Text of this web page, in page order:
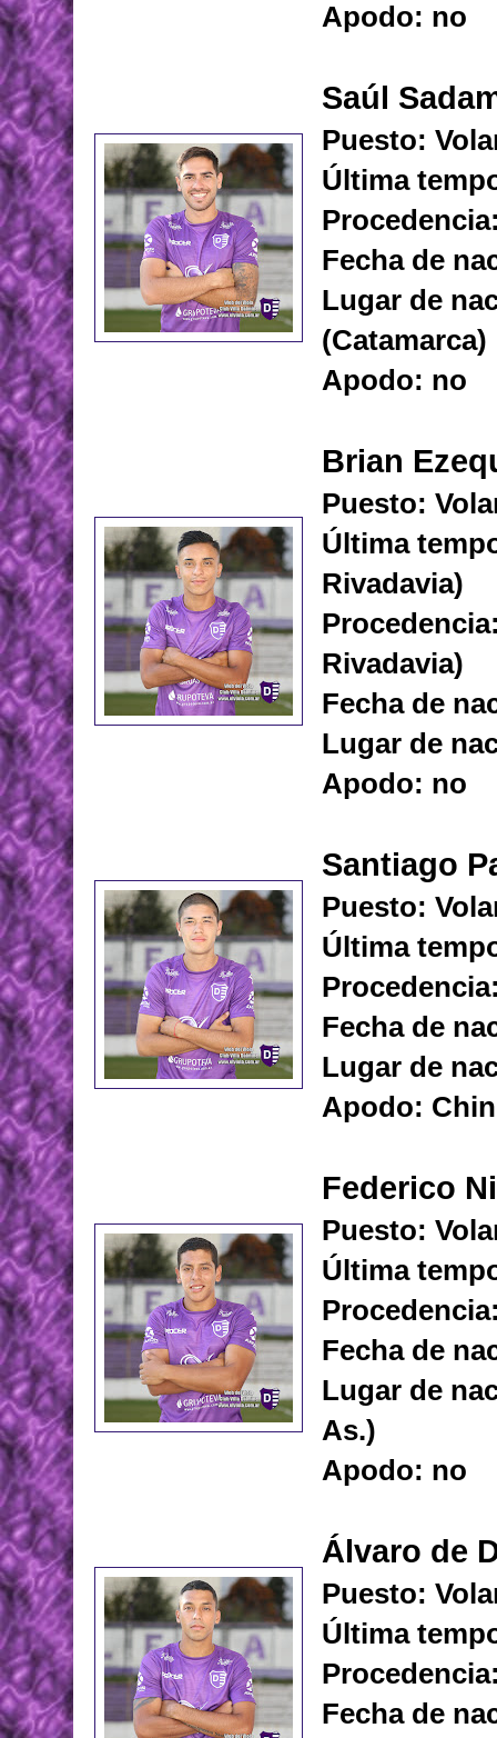
Apodo: no
Saúl
Puesto:
Última
Fecha de
Lugar de
(Catamarca)
Apodo: no
Brian
Puesto:
Última
Rivadavia)
Rivadavia)
Fecha de
Lugar de
Apodo: no
Santiago
Puesto:
Última
Fecha de
Lugar de
Apodo:
Federico
Puesto:
Última
Fecha de
Lugar de
As.)
Apodo: no
Álvaro de
Puesto:
Última
Fecha de